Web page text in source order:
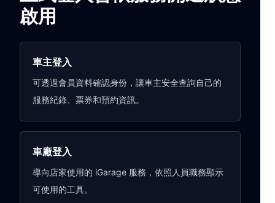
啟用
車主登入
可透過會員資料確認身份，讓車主安全查詢自己的
服務紀錄、票券和預約資訊。
車廠登入
導向店家使用的 iGarage 服務，依照人員職務顯示
可使用的工具。